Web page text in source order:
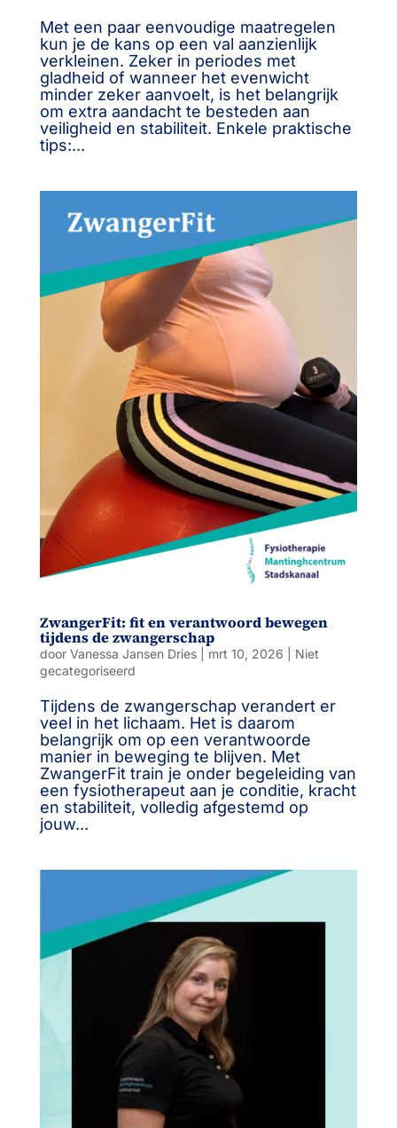
Met een paar eenvoudige maatregelen
kun je de kans op een val aanzienlijk
verkleinen. Zeker in periodes met
gladheid of wanneer het evenwicht
minder zeker aanvoelt, is het belangrijk
om extra aandacht te besteden aan
veiligheid en stabiliteit. Enkele praktische
tips:...
ZwangerFit: fit en verantwoord bewegen
tijdens de zwangerschap
door Vanessa Jansen Dries| mrt 10, 2026
Niet
gecategoriseerd
Tijdens de zwangerschap verandert er
veel in het lichaam. Het is daarom
belangrijk om op een verantwoorde
manier in beweging te blijven. Met
ZwangerFit train je onder begeleiding van
een fysiotherapeut aan je conditie, kracht
en stabiliteit, volledig afgestemd op
jouw...